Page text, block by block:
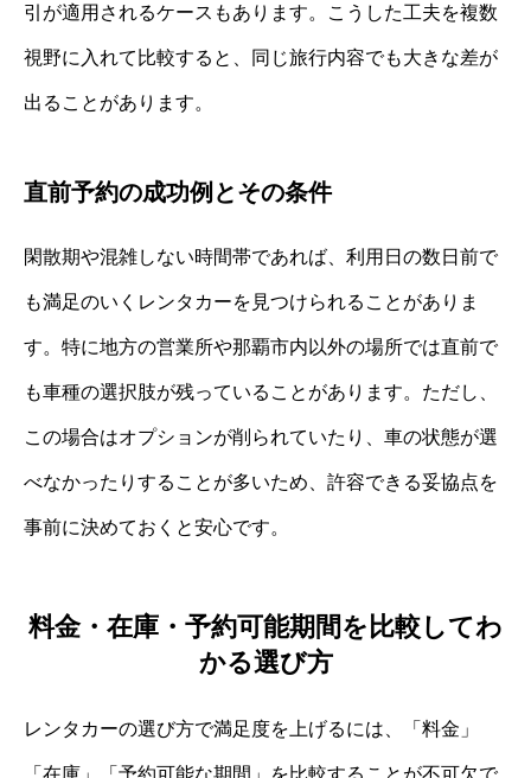
引が適用されるケースもあります。こうした工夫を複数
視野に入れて比較すると、同じ旅行内容でも大きな差が
出ることがあります。
直前予約の成功例とその条件
閑散期や混雑しない時間帯であれば、利用日の数日前で
も満足のいくレンタカーを見つけられることがありま
す。特に地方の営業所や那覇市内以外の場所では直前で
も車種の選択肢が残っていることがあります。ただし、
この場合はオプションが削られていたり、車の状態が選
べなかったりすることが多いため、許容できる妥協点を
事前に決めておくと安心です。
料金・在庫・予約可能期間を比較してわ
かる選び方
レンタカーの選び方で満足度を上げるには、「料金」